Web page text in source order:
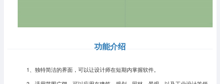
功能介绍
1、独特简洁的界面，可以让设计师在短期内掌握软件。